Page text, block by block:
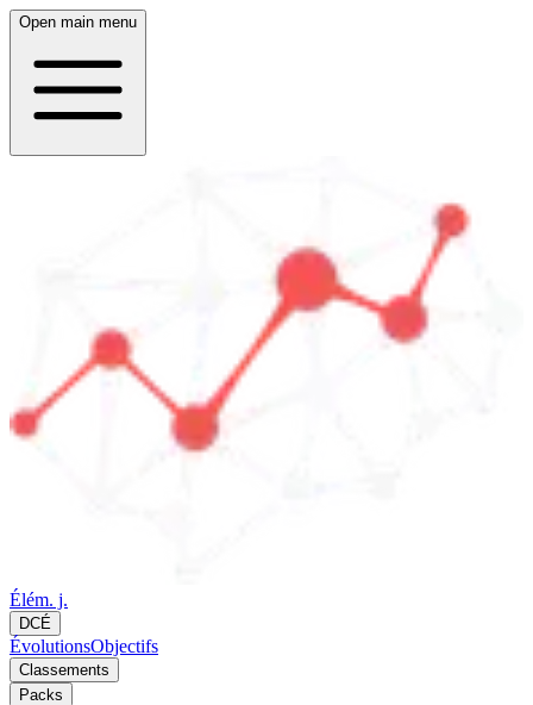
Open main menu
Élém. j.
DCÉ
ÉvolutionsObjectifs
Classements
Packs